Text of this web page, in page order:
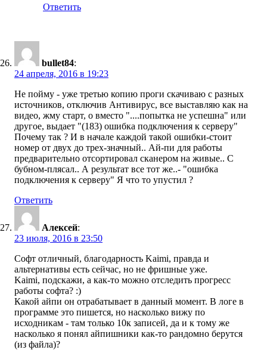
Ответить
bullet84:
24 апреля, 2016 в 19:23
Не пойму - уже третью копию проги скачиваю с разных
источников, отключив Антивирус, все выставляю как на
видео, жму старт, о вместо "....попытка не успешна" или
другое, выдает "(183) ошибка подключения к серверу"
Почему так ? И в начале каждой такой ошибки-стоит
номер от двух до трех-значный.. Ай-пи для работы
предварительно отсортировал сканером на живые.. С
бубном-плясал.. А результат все тот же..- "ошибка
подключения к серверу" Я что то упустил ?
Ответить
Алексей:
23 июля, 2016 в 23:50
Софт отличный, благодарность Kaimi, правда и
альтернативы есть сейчас, но не фришные уже.
Kaimi, подскажи, а как-то можно отследить прогресс
работы софта? :)
Какой айпи он отрабатывает в данный момент. В логе в
программе это пишется, но насколько вижу по
исходникам - там только 10к записей, да и к тому же
насколько я понял айпишники как-то рандомно берутся
(из файла)?